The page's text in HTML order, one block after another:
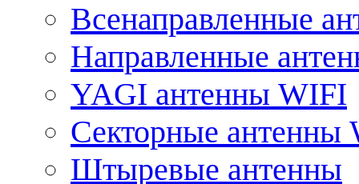
Всенаправленные
Направленные
YAGI антенны WIFI
Секторные антенны
Штыревые антенны